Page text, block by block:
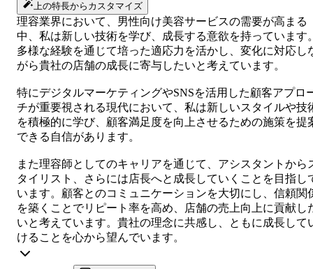
上の特長からカスタマイズ
理容業界において、男性向け美容サービスの需要が高まる
中、私は新しい技術を学び、成長する意欲を持っています
多様な経験を通じて培った適応力を活かし、変化に対応し
がら貴社の店舗の成長に寄与したいと考えています。
特にデジタルマーケティングやSNSを活用した顧客アプロ
チが重要視される現代において、私は新しいスタイルや技
を積極的に学び、顧客満足度を向上させるための施策を提
できる自信があります。
また理容師としてのキャリアを通じて、アシスタントから
タイリスト、さらには店長へと成長していくことを目指し
います。顧客とのコミュニケーションを大切にし、信頼関
を築くことでリピート率を高め、店舗の売上向上に貢献し
いと考えています。貴社の理念に共感し、ともに成長して
けることを心から望んでいます。